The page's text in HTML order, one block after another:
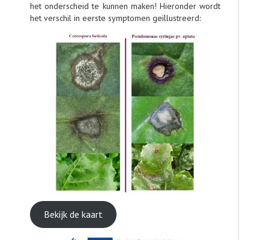
het onderscheid te kunnen maken! Hieronder wordt
het verschil in eerste symptomen geïllustreerd:
Bekijk de kaart